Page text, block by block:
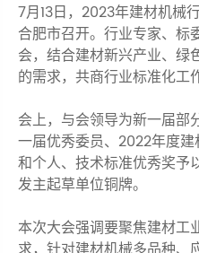
7月13日，2023年建材机械
合肥市召开。行业专家、
会，结合建材新兴产业、绿
的需求，共商行业标准化工
会上，与会领导为新一届部
一届优秀委员、2022年度
和个人、技术标准优秀奖予
发主起草单位铜牌。
本次大会强调要聚焦建材工